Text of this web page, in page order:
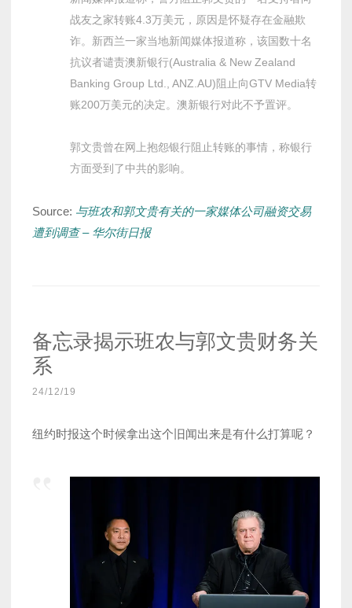
战友之家转账4.3万美元，原因是怀疑存在金融欺
诈。新西兰一家当地新闻媒体报道称，该国数十名
抗议者谴责澳新银行(Australia & New Zealand
Banking Group Ltd., ANZ.AU)阻止向GTV Media转
账200万美元的决定。澳新银行对此不予置评。
郭文贵曾在网上抱怨银行阻止转账的事情，称银行
方面受到了中共的影响。
Source: 与班农和郭文贵有关的一家媒体公司融资交易
遭到调查 – 华尔街日报
备忘录揭示班农与郭文贵财务关
系
24/12/19
纽约时报这个时候拿出这个旧闻出来是有什么打算呢？